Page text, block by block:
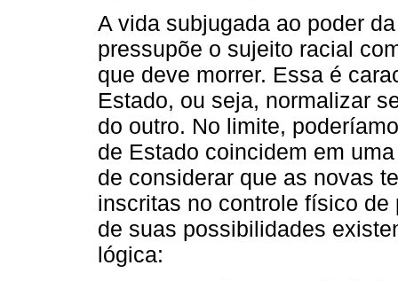
A vida subjugada ao poder
pressupõe o sujeito racial
que deve morrer. Essa é
Estado, ou seja, normalizar
do outro. No limite,
de Estado coincidem em
de considerar que as novas
inscritas no controle físico
de suas possibilidades
lógica: